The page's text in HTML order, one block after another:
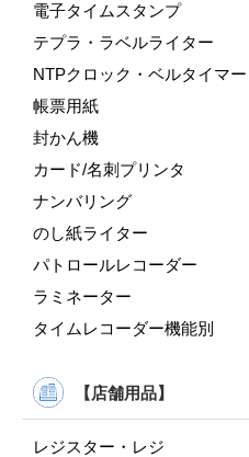
電子タイムスタンプ
テプラ・ラベルライター
NTPクロック・ベルタイマー
帳票用紙
封かん機
カード/名刺プリンタ
ナンバリング
のし紙ライター
パトロールレコーダー
ラミネーター
タイムレコーダー機能別
【店舗用品】
レジスター・レジ